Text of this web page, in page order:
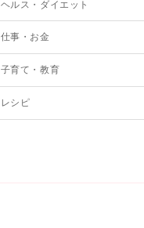
ヘルス・ダイエット
仕事・お金
子育て・教育
レシピ